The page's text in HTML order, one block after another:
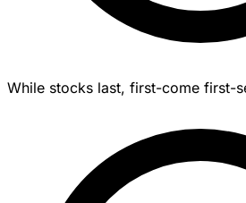
While stocks last, first-come first-